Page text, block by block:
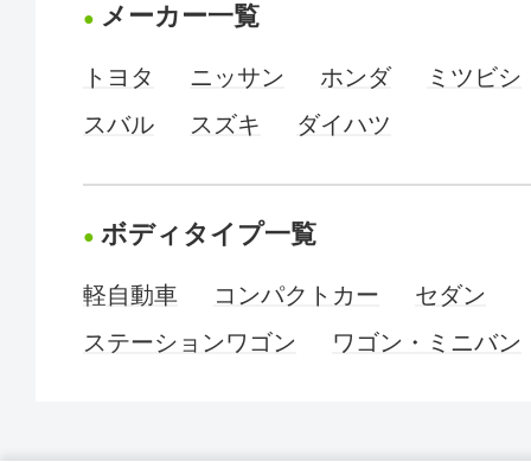
メーカー一覧
トヨタ ニッサン ホンダ
ミツビシ
スバル
スズキ ダイハツ
ボディタイプ一覧
軽自動車 コンパクトカー
セダン
ステーションワゴン
ワゴン・ミニバン